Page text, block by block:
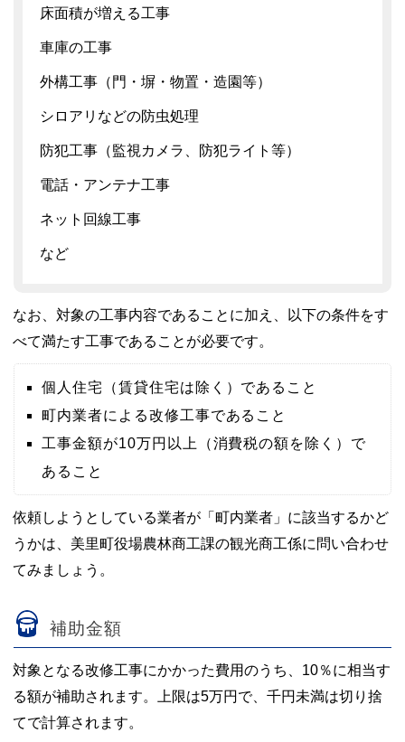
床面積が増える工事
車庫の工事
外構工事（門・塀・物置・造園等）
シロアリなどの防虫処理
防犯工事（監視カメラ、防犯ライト等）
電話・アンテナ工事
ネット回線工事
など
なお、対象の工事内容であることに加え、以下の条件をす
べて満たす工事であることが必要です。
個人住宅（賃貸住宅は除く）であること
町内業者による改修工事であること
工事金額が10万円以上（消費税の額を除く）で
あること
依頼しようとしている業者が「町内業者」に該当するかど
うかは、美里町役場農林商工課の観光商工係に問い合わせ
てみましょう。
補助金額
対象となる改修工事にかかった費用のうち、10％に相当す
る額が補助されます。上限は5万円で、千円未満は切り捨
てで計算されます。